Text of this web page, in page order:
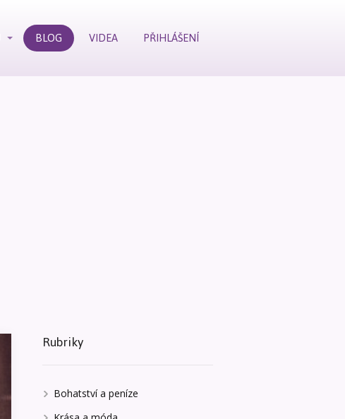
BLOG VIDEA PŘIHLÁŠENÍ
Rubriky
Bohatství a peníze